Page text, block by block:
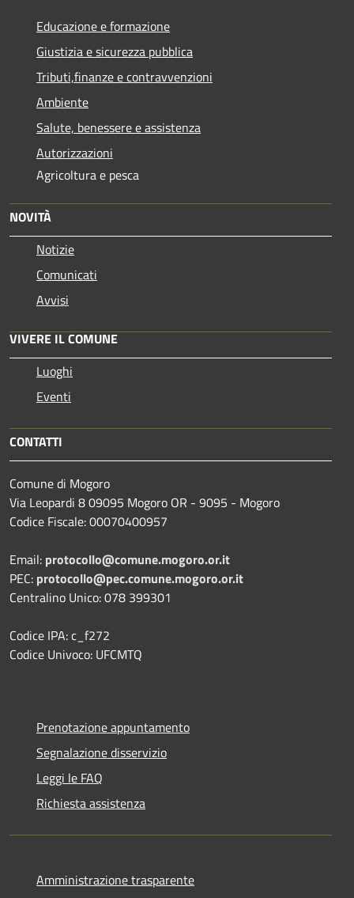
Educazione e formazione
Giustizia e sicurezza pubblica
Tributi,finanze e contravvenzioni
Ambiente
Salute, benessere e assistenza
Autorizzazioni
Agricoltura e pesca
NOVITÀ
Notizie
Comunicati
Avvisi
VIVERE IL COMUNE
Luoghi
Eventi
CONTATTI
Comune di Mogoro
Via Leopardi 8 09095 Mogoro OR - 9095 - Mogoro
Codice Fiscale: 00070400957
Email: protocollo@comune.mogoro.or.it
PEC: protocollo@pec.comune.mogoro.or.it
Centralino Unico: 078 399301
Codice IPA: c_f272
Codice Univoco: UFCMTQ
Prenotazione appuntamento
Segnalazione disservizio
Leggi le FAQ
Richiesta assistenza
Amministrazione trasparente